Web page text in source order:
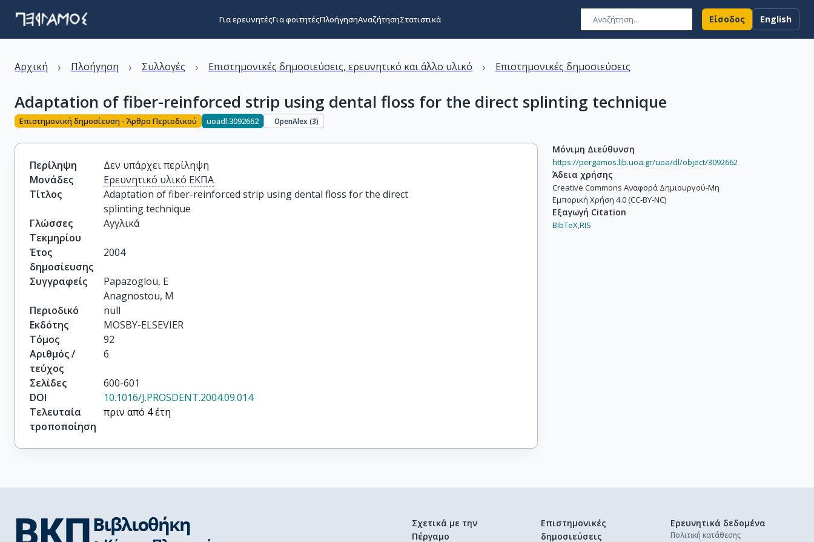
Για ερευνητέςΓια φοιτητέςΠλοήγησηΑναζήτησηΣτατιστικά Είσοδος English
Αρχική › Πλοήγηση › Συλλογές › Επιστημονικές δημοσιεύσεις, ερευνητικό και άλλο υλικό › Επιστημονικές δημοσιεύσεις
Adaptation of fiber-reinforced strip using dental floss for the direct splinting technique
Επιστημονική δημοσίευση - Άρθρο Περιοδικού uoadl:3092662 OpenAlex (3)
Περίληψη
Δεν υπάρχει περίληψη
Μονάδες
Ερευνητικό υλικό ΕΚΠΑ
Τίτλος
Adaptation of fiber-reinforced strip using dental floss for the direct
splinting technique
Γλώσσες
Τεκμηρίου
Αγγλικά
Έτος
δημοσίευσης
2004
Συγγραφείς
Papazoglou, E
Anagnostou, M
Περιοδικό
null
Εκδότης
MOSBY-ELSEVIER
Τόμος
92
Αριθμός /
τεύχος
6
Σελίδες
600-601
DOI
10.1016/J.PROSDENT.2004.09.014
Τελευταία
τροποποίηση
πριν από 4 έτη
Μόνιμη Διεύθυνση
https://pergamos.lib.uoa.gr/uoa/dl/object/3092662
Άδεια χρήσης
Creative Commons Αναφορά Δημιουργού-Μη
Εμπορική Χρήση 4.0 (CC-BY-NC)
Εξαγωγή Citation
BibTeX,RIS
Σχετικά με την
Πέργαμο
Επιστημονικές
δημοσιεύσεις
Ερευνητικά δεδομένα
Πολιτική κατάθεσης